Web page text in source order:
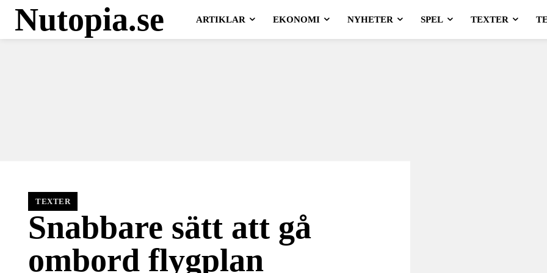
Nutopia.se ARTIKLAR EKONOMI NYHETER SPEL TEXTER
TEXTER
Snabbare sätt att gå
ombord flygplan